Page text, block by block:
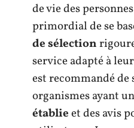
de vie des
primordial de se
de sélection
service adapté à
est recommandé de
organismes ayant
établieet des avis